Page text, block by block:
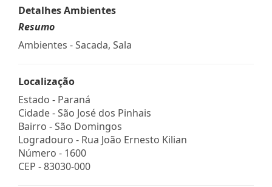
Detalhes Ambientes
Resumo
Ambientes - Sacada, Sala
Localização
Estado - Paraná
Cidade -São José dos Pinhais
Bairro -São Domingos
Logradouro - Rua João Ernesto Kilian
Número - 1600
CEP -83030-000